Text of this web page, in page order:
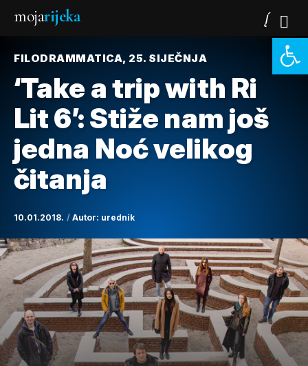
mojarijeka
FILODRAMMATICA, 25. SIJEČNJA
‘Take a trip with Ri
Lit 6’: Stiže nam još
jedna Noć velikog
čitanja
10.01.2018. Autor: urednik